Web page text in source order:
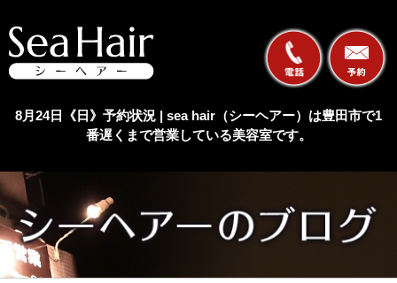
8月24日《日》予約状況 | sea hair（シーヘアー）は豊田市で1
番遅くまで営業している美容室です。